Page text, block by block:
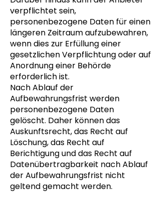
verpflichtet sein,
personenbezogene Daten für einen
längeren Zeitraum aufzubewahren,
wenn dies zur Erfüllung einer
gesetzlichen Verpflichtung oder auf
Anordnung einer Behörde
erforderlich ist.
Nach Ablauf der
Aufbewahrungsfrist werden
personenbezogene Daten
gelöscht. Daher können das
Auskunftsrecht, das Recht auf
Löschung, das Recht auf
Berichtigung und das Recht auf
Datenübertragbarkeit nach Ablauf
der Aufbewahrungsfrist nicht
geltend gemacht werden.